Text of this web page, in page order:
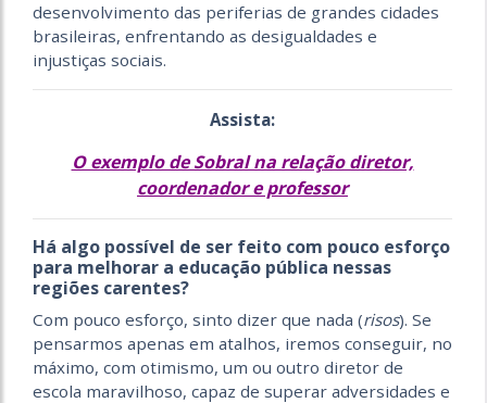
desenvolvimento das periferias de grandes cidades
brasileiras, enfrentando as desigualdades e
injustiças sociais.
Assista:
O exemplo de Sobral na relação diretor,
coordenador e professor
Há algo possível de ser feito com pouco esforço
para melhorar a educação pública nessas
regiões carentes?
Com pouco esforço, sinto dizer que nada (risos). Se
pensarmos apenas em atalhos, iremos conseguir, no
máximo, com otimismo, um ou outro diretor de
escola maravilhoso, capaz de superar adversidades e